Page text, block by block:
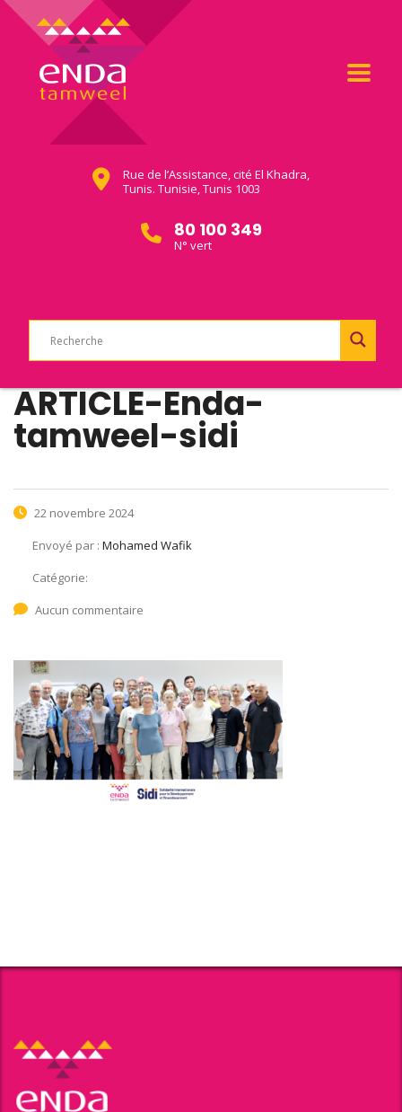
Rue de l’Assistance, cité El Khadra,
Tunis. Tunisie, Tunis 1003
80 100 349
N° vert
ARTICLE-Enda-
tamweel-sidi
22 novembre 2024
Envoyé par : Mohamed Wafik
Catégorie:
Aucun commentaire